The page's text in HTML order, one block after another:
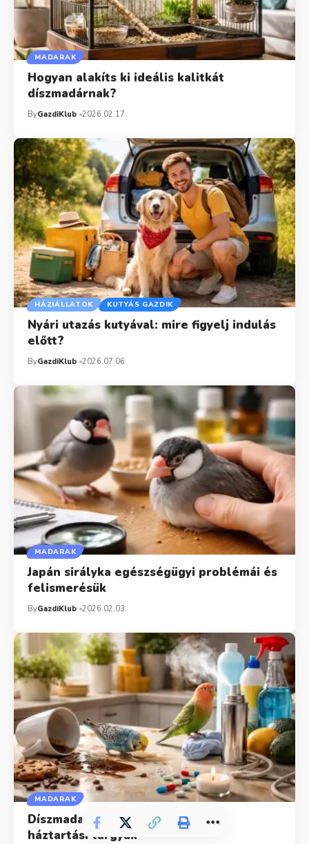
MADARAK
Hogyan alakíts ki ideális kalitkát
díszmadárnak?
ByGazdiKlub 2026.02.17.
HÁZIÁLLATOK KUTYÁS GAZDIK
Nyári utazás kutyával: mire figyelj indulás
előtt?
ByGazdiKlub 2026.07.06.
MADARAK
Japán sirályka egészségügyi problémái és
felismerésük
ByGazdiKlub 2026.02.03.
MADARAK
Díszmadarak számára veszélyes
háztartási tárgyak